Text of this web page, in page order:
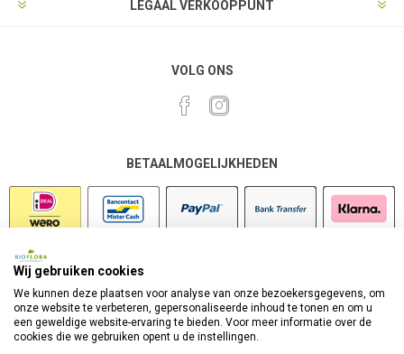
LEGAAL VERKOOPPUNT
VOLG ONS
BETAALMOGELIJKHEDEN
Wij gebruiken cookies
We kunnen deze plaatsen voor analyse van onze bezoekersgegevens, om
onze website te verbeteren, gepersonaliseerde inhoud te tonen en om u
een geweldige website-ervaring te bieden. Voor meer informatie over de
cookies die we gebruiken opent u de instellingen.